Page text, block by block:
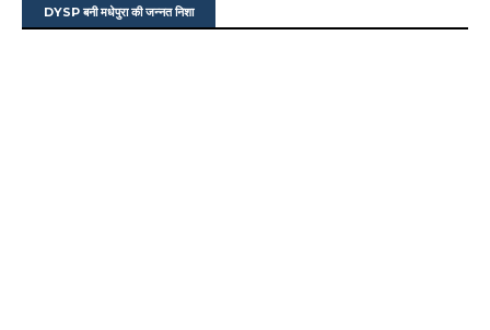
DYSP बनी मधेपुरा की जन्नत निशा